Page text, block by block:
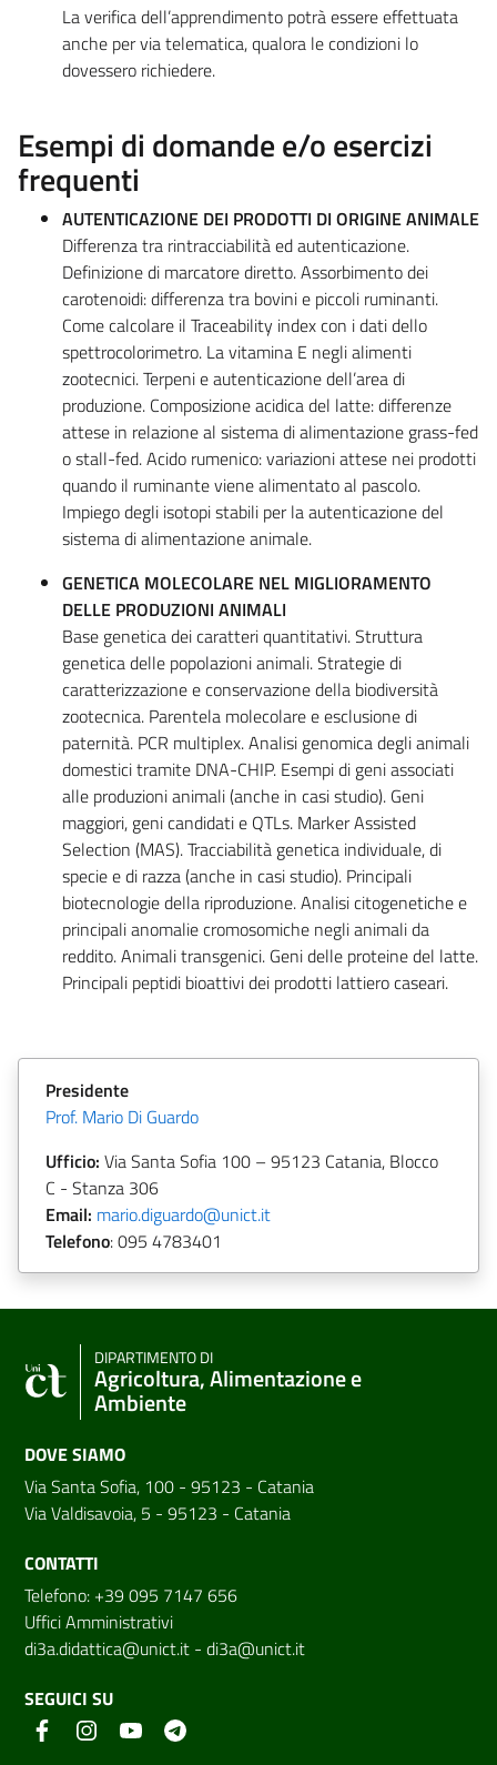
La verifica dell’apprendimento potrà essere effettuata
anche per via telematica, qualora le condizioni lo
dovessero richiedere.
Esempi di domande e/o esercizi
frequenti
AUTENTICAZIONE DEI PRODOTTI DI ORIGINE ANIMALE
Differenza tra rintracciabilità ed autenticazione.
Definizione di marcatore diretto. Assorbimento dei
carotenoidi: differenza tra bovini e piccoli ruminanti.
Come calcolare il Traceability index con i dati dello
spettrocolorimetro. La vitamina E negli alimenti
zootecnici. Terpeni e autenticazione dell’area di
produzione. Composizione acidica del latte: differenze
attese in relazione al sistema di alimentazione grass-fed
o stall-fed. Acido rumenico: variazioni attese nei prodotti
quando il ruminante viene alimentato al pascolo.
Impiego degli isotopi stabili per la autenticazione del
sistema di alimentazione animale.
GENETICA MOLECOLARE NEL MIGLIORAMENTO
DELLE PRODUZIONI ANIMALI
Base genetica dei caratteri quantitativi. Struttura
genetica delle popolazioni animali. Strategie di
caratterizzazione e conservazione della biodiversità
zootecnica. Parentela molecolare e esclusione di
paternità. PCR multiplex. Analisi genomica degli animali
domestici tramite DNA-CHIP. Esempi di geni associati
alle produzioni animali (anche in casi studio). Geni
maggiori, geni candidati e QTLs. Marker Assisted
Selection (MAS). Tracciabilità genetica individuale, di
specie e di razza (anche in casi studio). Principali
biotecnologie della riproduzione. Analisi citogenetiche e
principali anomalie cromosomiche negli animali da
reddito. Animali transgenici. Geni delle proteine del latte.
Principali peptidi bioattivi dei prodotti lattiero caseari.
Presidente
Prof. Mario Di Guardo
Ufficio: Via Santa Sofia 100 – 95123 Catania, Blocco
C - Stanza 306
Email: mario.diguardo@unict.it
Telefono:095 4783401
DIPARTIMENTO DI
Agricoltura, Alimentazione e
Ambiente
DOVE SIAMO
Via Santa Sofia, 100 - 95123 - Catania
Via Valdisavoia, 5 - 95123 - Catania
CONTATTI
Telefono: +39 095 7147 656
Uffici Amministrativi
di3a.didattica@unict.it - di3a@unict.it
SEGUICI SU